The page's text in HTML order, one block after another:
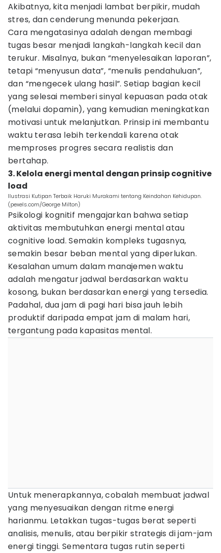
Akibatnya, kita menjadi lambat berpikir, mudah
stres, dan cenderung menunda pekerjaan.
Cara mengatasinya adalah dengan membagi
tugas besar menjadi langkah-langkah kecil dan
terukur. Misalnya, bukan “menyelesaikan laporan”,
tetapi “menyusun data”, “menulis pendahuluan”,
dan “mengecek ulang hasil”. Setiap bagian kecil
yang selesai memberi sinyal kepuasan pada otak
(melalui dopamin), yang kemudian meningkatkan
motivasi untuk melanjutkan. Prinsip ini membantu
waktu terasa lebih terkendali karena otak
memproses progres secara realistis dan
bertahap.
3. Kelola energi mental dengan prinsip cognitive
load
Ilustrasi Kutipan Terbaik Haruki Murakami tentang Keindahan Kehidupan.
(pexels.com/George Milton)
Psikologi kognitif mengajarkan bahwa setiap
aktivitas membutuhkan energi mental atau
cognitive load. Semakin kompleks tugasnya,
semakin besar beban mental yang diperlukan.
Kesalahan umum dalam manajemen waktu
adalah mengatur jadwal berdasarkan waktu
kosong, bukan berdasarkan energi yang tersedia.
Padahal, dua jam di pagi hari bisa jauh lebih
produktif daripada empat jam di malam hari,
tergantung pada kapasitas mental.
Untuk menerapkannya, cobalah membuat jadwal
yang menyesuaikan dengan ritme energi
harianmu. Letakkan tugas-tugas berat seperti
analisis, menulis, atau berpikir strategis di jam-jam
energi tinggi. Sementara tugas rutin seperti